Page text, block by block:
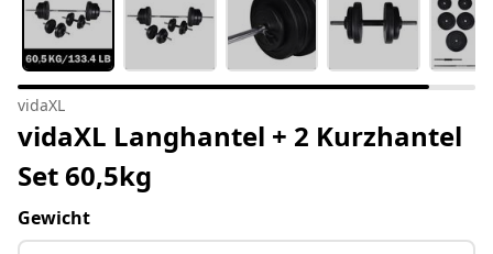
vidaXL
vidaXL Langhantel + 2 Kurzhantel
Set 60,5kg
Gewicht